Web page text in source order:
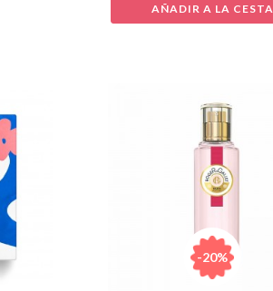
AÑADIR A LA CESTA
-20%